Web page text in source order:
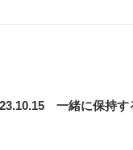
一緒に保持す